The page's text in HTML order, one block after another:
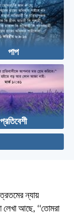
পাপ
প্রতিবেশী
ন্যায়
আছে, ‘‘তোমরা